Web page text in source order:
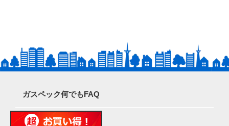
ガスペック何でもFAQ
お支払い方法